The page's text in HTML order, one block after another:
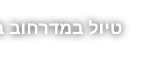
טיול במדרחוב